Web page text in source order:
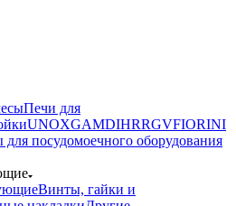
Печи для
UNOXGAMDIHRRGVFIORINI
для посудомоечного оборудования
Винты, гайки и